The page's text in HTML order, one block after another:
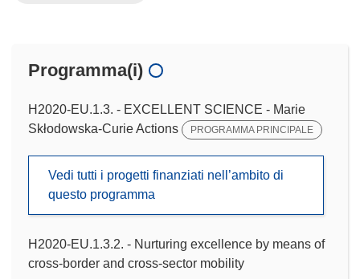
Programma(i)
H2020-EU.1.3. - EXCELLENT SCIENCE - Marie
Skłodowska-Curie Actions
PROGRAMMA PRINCIPALE
Vedi tutti i progetti finanziati nell’ambito di
questo programma
H2020-EU.1.3.2. - Nurturing excellence by means of
cross-border and cross-sector mobility